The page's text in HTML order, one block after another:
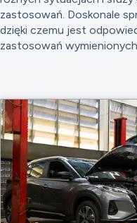
zastosowań. Doskonale
dzięki czemu jest
zastosowań